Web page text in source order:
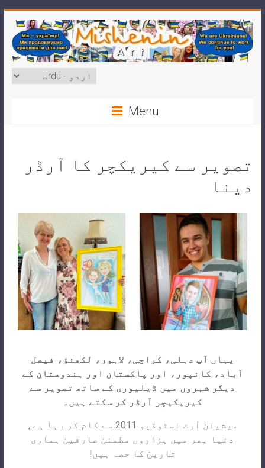
Menu
تصویر سے کیریکچر کا آرڈر
دینا
یہاں آپ دہلی، کراچی، لاہور، لکھنؤ، فیصل
آباد، کانپور، اور پاکستان اور ہندوستان کے
دیگر شہروں میں ڈیلیوری کے ساتھ تصویر سے
کیریکیچر آرڈر کر سکتے ہیں۔
میشینن آرٹ اسٹوڈیو 2011 سے کام کر رہا ہے،
دنیا بھر میں ہزاروں مطمئن صارفین ہماری
تاریخ کا حصہ ہیں!